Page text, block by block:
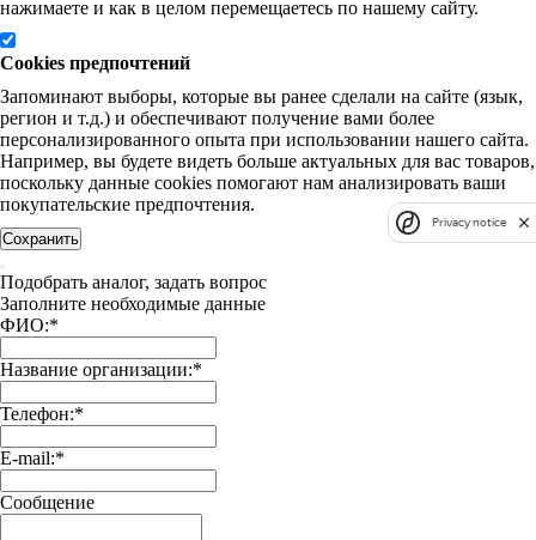
нажимаете и как в целом перемещаетесь по нашему сайту.
Cookies предпочтений
Запоминают выборы, которые вы ранее сделали на сайте (язык,
регион и т.д.) и обеспечивают получение вами более
персонализированного опыта при использовании нашего сайта.
Например, вы будете видеть больше актуальных для вас товаров,
поскольку данные cookies помогают нам анализировать ваши
покупательские предпочтения.
Сохранить
Подобрать аналог, задать вопрос
Заполните необходимые данные
ФИО:*
Название организации:*
Телефон:*
E-mail:*
Сообщение
Privacy notice